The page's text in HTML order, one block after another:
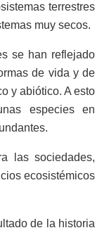
terrestres
muy secos.
se han reflejado
de vida y de
y abiótico. A esto
especies en
las sociedades,
ecosistémicos
de la historia